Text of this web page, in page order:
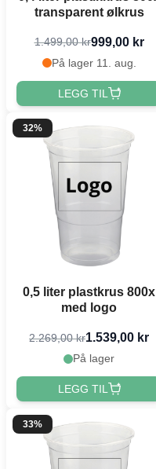
transparent ølkrus
1.499,00 kr999,00 kr
På lager 11. aug.
LEGG TIL
32%
0,5 liter plastkrus 800x
med logo
2.269,00 kr1.539,00 kr
På lager
LEGG TIL
33%